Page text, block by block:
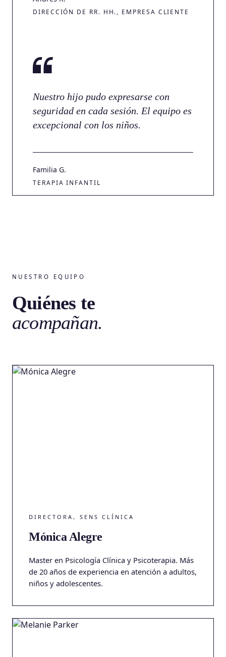
DIRECCIÓN DE RR. HH., EMPRESA CLIENTE
Nuestro hijo pudo expresarse con
seguridad en cada sesión. El equipo es
excepcional con los niños.
Familia G.
TERAPIA INFANTIL
NUESTRO EQUIPO
Quiénes te
acompañan.
DIRECTORA, SENS CLÍNICA
Mónica Alegre
Master en Psicología Clínica y Psicoterapia. Más
de 20 años de experiencia en atención a adultos,
niños y adolescentes.